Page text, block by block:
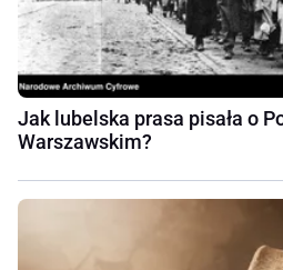
Jak lubelska prasa pisała o
Warszawskim?